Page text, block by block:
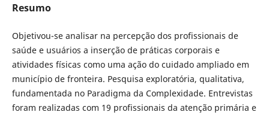
Resumo
Objetivou-se analisar na percepção dos profissionais de
saúde e usuários a inserção de práticas corporais e
atividades físicas como uma ação do cuidado ampliado em
município de fronteira. Pesquisa exploratória, qualitativa,
fundamentada no Paradigma da Complexidade. Entrevistas
foram realizadas com 19 profissionais da atenção primária e